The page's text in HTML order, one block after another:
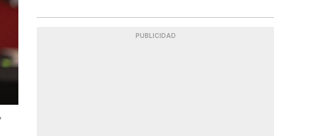
PUBLICIDAD